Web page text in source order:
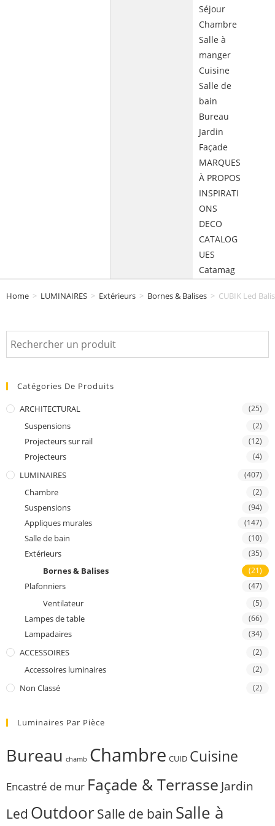
Séjour
Chambre
Salle à
manger
Cuisine
Salle de
bain
Bureau
Jardin
Façade
MARQUES
À PROPOS
INSPIRATI
ONS
DECO
CATALOG
UES
Catamag
Home > LUMINAIRES > Extérieurs > Bornes & Balises > CUBIK Led
Catégories De Produits
ARCHITECTURAL (25)
Suspensions (2)
Projecteurs sur rail (12)
Projecteurs (4)
LUMINAIRES (407)
Chambre (2)
Suspensions (94)
Appliques murales (147)
Salle de bain (10)
Extérieurs (35)
Bornes & Balises (21)
Plafonniers (47)
Ventilateur (5)
Lampes de table (66)
Lampadaires (34)
ACCESSOIRES (2)
Accessoires luminaires (2)
Non Classé (2)
Luminaires Par Pièce
Bureau chamb Chambre CUID Cuisine
Encastré de mur Façade & Terrasse Jardin
Led OutdoorSalle de bain Salle à